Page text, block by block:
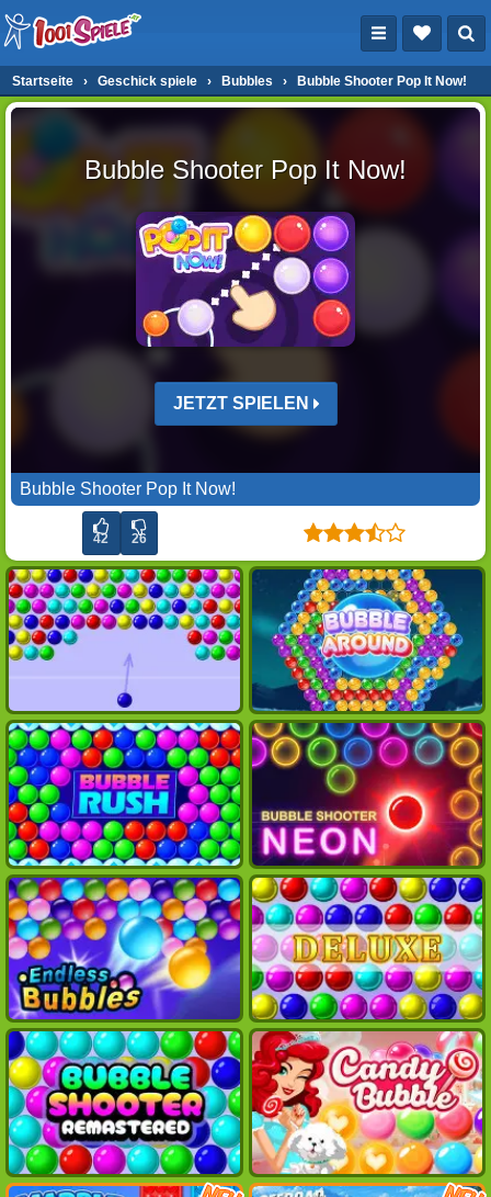
Startseite › Geschick spiele › Bubbles › Bubble Shooter Pop It Now!
Bubble Shooter Pop It Now!
JETZT SPIELEN
Bubble Shooter Pop It Now!
42 26